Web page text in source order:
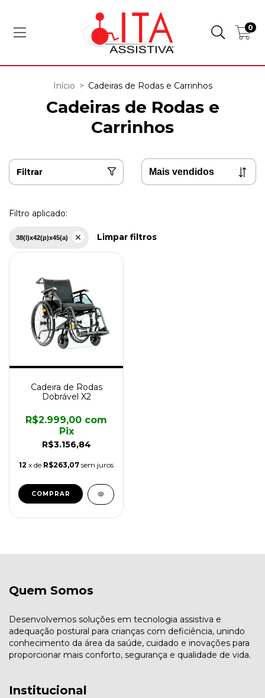
0
Início > Cadeiras de Rodas e Carrinhos
Cadeiras de Rodas e
Carrinhos
Filtrar
Filtro aplicado:
38(l)x42(p)x45(a) Limpar filtros
Cadeira de Rodas
Dobrável X2
R$3.156,84
R$2.999,00 com
Pix
12 x de R$263,07 sem juros
COMPRAR
Quem Somos
Desenvolvemos soluções em tecnologia assistiva e
adequação postural para crianças com deficiência, unindo
conhecimento da área da saúde, cuidado e inovações para
proporcionar mais conforto, segurança e qualidade de vida.
Institucional